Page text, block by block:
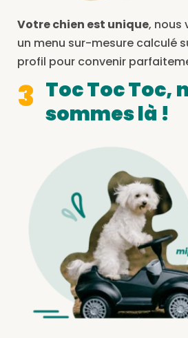
Votre chien est unique, nous
un menu sur-mesure calculé
profil pour convenir
3 Toc Toc Toc,
sommes là !